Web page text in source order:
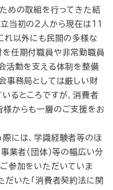
めの取組を行ってきた結
当初の2人から現在は11
れ以外にも民間の多様な
任期付職員や非常勤職員
活動を支える体制を整備
事務局としては厳しい財
るところですが、消費者
様からも一層のご支援をお
には、学識経験者等のほ
事業者（団体）等の幅広い分
参加をいただいていま
だいた「消費者契約法に関